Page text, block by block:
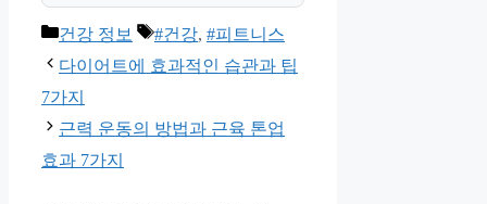
카
테
고
리
건강 정보
태
그
#건강, #피트니스
다이어트에 효과적인 습관과 팁
7가지
근력 운동의 방법과 근육 톤업
효과 7가지